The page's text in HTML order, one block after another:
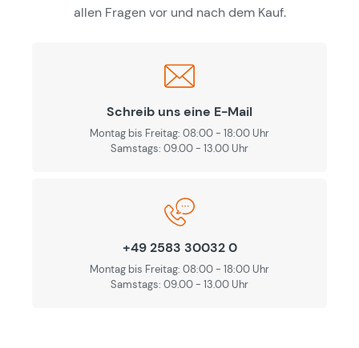
allen Fragen vor und nach dem Kauf.
Schreib uns eine E-Mail
Montag bis Freitag: 08:00 - 18:00 Uhr
Samstags: 09.00 - 13.00 Uhr
+49 2583 30032 0
Montag bis Freitag: 08:00 - 18:00 Uhr
Samstags: 09.00 - 13.00 Uhr